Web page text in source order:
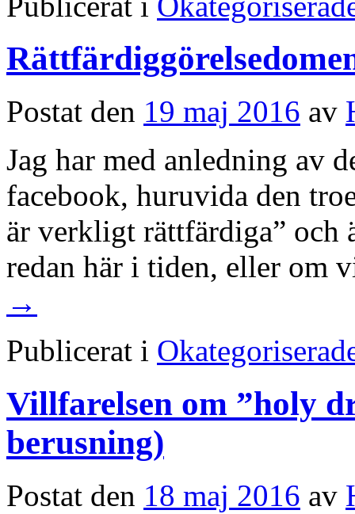
Postat den 19 maj 2016 av
Jag har med anledning av
facebook, huruvida den
är verkligt rättfärdiga” och
redan här i tiden, eller om
→
Publicerat i
Villfarelsen om ”holy
berusning)
Postat den 18 maj 2016 av